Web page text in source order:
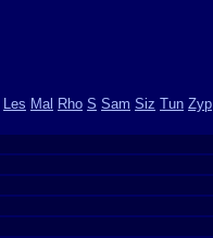
Les Mal Rho S Sam Siz Tun Zyp